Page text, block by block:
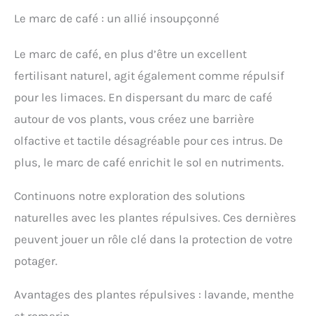
Le marc de café : un allié insoupçonné
Le marc de café, en plus d’être un excellent
fertilisant naturel, agit également comme répulsif
pour les limaces. En dispersant du marc de café
autour de vos plants, vous créez une barrière
olfactive et tactile désagréable pour ces intrus. De
plus, le marc de café enrichit le sol en nutriments.
Continuons notre exploration des solutions
naturelles avec les plantes répulsives. Ces dernières
peuvent jouer un rôle clé dans la protection de votre
potager.
Avantages des plantes répulsives : lavande, menthe